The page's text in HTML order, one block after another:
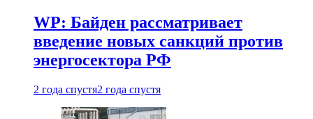
WP: Байден рассматривает
введение новых санкций против
энергосектора РФ
2 года спустя2 года спустя